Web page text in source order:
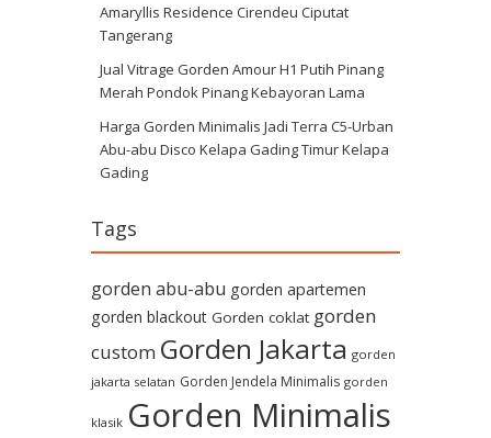
Amaryllis Residence Cirendeu Ciputat
Tangerang
Jual Vitrage Gorden Amour H1 Putih Pinang
Merah Pondok Pinang Kebayoran Lama
Harga Gorden Minimalis Jadi Terra C5-Urban
Abu-abu Disco Kelapa Gading Timur Kelapa
Gading
Tags
gorden abu-abu gorden apartemen
gorden blackout Gorden coklat gorden
custom Gorden Jakarta gorden
jakarta selatan Gorden Jendela Minimalis gorden
klasik Gorden Minimalis